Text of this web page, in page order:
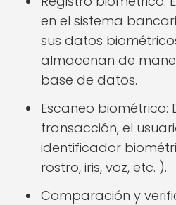
en el sistema
sus datos
almacenan de
base de datos.
Escaneo biométrico:
transacción, el
identificador
rostro, iris, voz, etc. ).
Comparación y